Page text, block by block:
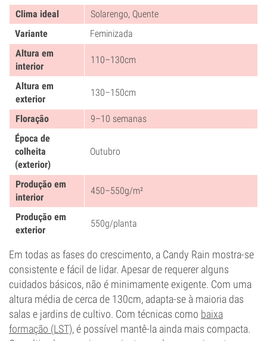
Clima ideal
Solarengo, Quente
Variante
Feminizada
Altura em
interior
110–130cm
Altura em
exterior
130–150cm
Floração
9–10 semanas
Época de
colheita
(exterior)
Outubro
Produção em
interior
450–550g/m²
Produção em
exterior
550g/planta
Em todas as fases do crescimento, a Candy Rain mostra-se
consistente e fácil de lidar. Apesar de requerer alguns
cuidados básicos, não é minimamente exigente. Com uma
altura média de cerca de 130cm, adapta-se à maioria das
salas e jardins de cultivo. Com técnicas como baixa
formação (LST), é possível mantê-la ainda mais compacta.